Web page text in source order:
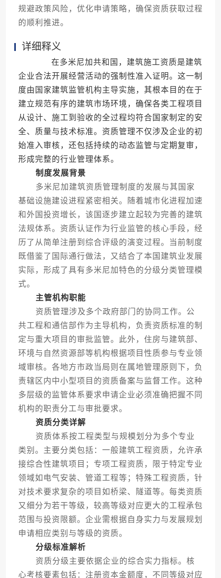
规避政策风险，优化申请策略，确保资质获取过程
的顺利推进。
详细释义
在多米尼加共和国，建筑施工资质是建筑
企业合法开展经营活动的强制性准入证明。这一制
度由国家建筑监管机构主导实施，其根本目的在于
建立规范有序的建筑市场环境，确保各类工程项目
从设计、施工到验收的全过程均符合国家制定的安
全、质量与技术标准。资质管理不仅涉及企业的初
始准入审核，还包括持续的动态监管与定期复审，
形成完整的行业管理体系。
制度发展背景
多米尼加建筑资质管理制度的发展与其国家
基础设施建设进程紧密相关。随着城市化进程加速
和外国投资增长，该国逐步建立起较为完善的建筑
法规体系。资质认证作为行业监管的核心手段，经
历了从简单注册到综合评级的演变过程。当前制度
既借鉴了国际通行做法，又结合了本国建筑业发展
实际，形成了具有多米尼加特色的分级分类管理模
式。
主管机构职能
资质管理涉及多个政府部门的协同工作。公
共工程和通信部作为主导机构，负责资质标准的制
定与重大项目的审批监管。此外，住房与建筑部、
环境与自然资源部等机构根据项目性质参与专业领
域审核。各地方市政当局则在属地管理原则下，负
责辖区内中小型项目的资质备案与监督工作。这种
多层级的监管体系要求申请企业必须准确把握不同
机构的职责分工与审批要求。
资质分类详解
资质体系按工程类型与规模划分为多个专业
类别。主要分类包括：一般建筑工程资质，允许承
接综合性建筑项目；专项工程资质，限于特定专业
领域如电气安装、管道工程等；特殊工程资质，针
对技术要求复杂的项目如桥梁、隧道等。每类资质
又细分为若干等级，较高等级对应更大的工程承包
范围与投资限额。企业需根据自身实力与发展规划
申请相应类别与等级的资质。
分级标准解析
资质分级主要依据企业的综合实力指标。核
心考核要素包括：注册资本金额度，不同等级对应